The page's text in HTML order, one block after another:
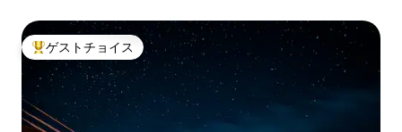
大好評のゲストチョイスです。
ゲストチョイス